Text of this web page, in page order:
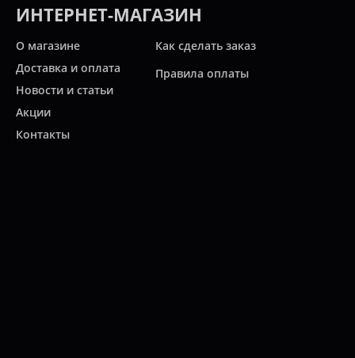
ИНТЕРНЕТ-МАГАЗИН
О магазине
Доставка и оплата
Новости и статьи
Акции
Контакты
Как сделать заказ
Правила оплаты